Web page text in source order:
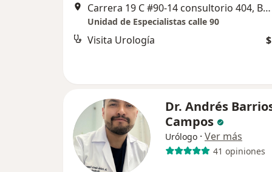
Carrera 19 C #90-14 consultorio 404, Bogotá
Unidad de Especialistas calle 90
Visita Urología
Dr. Andrés
Campos
Urólogo · Ver más
41 opiniones